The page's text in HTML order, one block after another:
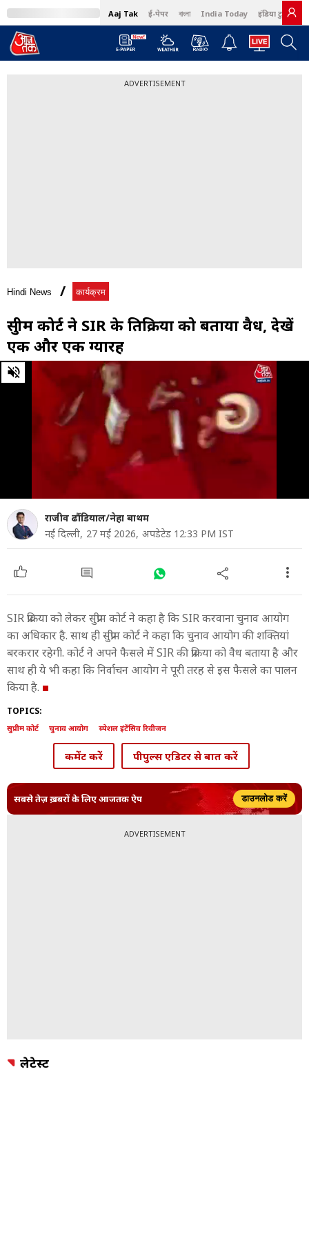
Aaj Tak ई-पेपर বাংলা India Today इंडिया टुडे हिंदी
ADVERTISEMENT
Hindi News कार्यक्रम
सुप्रीम कोर्ट ने SIR के प्रतिक्रिया को बताया वैध, देखें
एक और एक ग्यारह
0
of
राजीव ढौंडियाल/नेहा बाथम
नई दिल्ली, 27 मई 2026, अपडेटेड 12:33 PM IST
SIR प्रक्रिया को लेकर सुप्रीम कोर्ट ने कहा है कि SIR करवाना चुनाव आयोग
का अधिकार है. साथ ही सुप्रीम कोर्ट ने कहा कि चुनाव आयोग की शक्तियां
बरकरार रहेगी. कोर्ट ने अपने फैसले में SIR की प्रक्रिया को वैध बताया है और
साथ ही ये भी कहा कि निर्वाचन आयोग ने पूरी तरह से इस फैसले का पालन
किया है.
TOPICS:
सुप्रीम कोर्ट चुनाव आयोग स्पेशल इंटेंसिव रिवीजन
कमेंट करें पीपुल्स एडिटर से बात करें
सबसे तेज़ ख़बरों के लिए आजतक ऐप डाउनलोड करें
ADVERTISEMENT
लेटेस्ट